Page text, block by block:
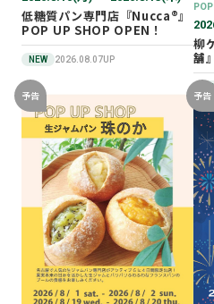
低糖質パン専門店『Nucca®』
POP UP SHOP OPEN！
NEW 2026.08.07UP
柳
舗
予告 予告